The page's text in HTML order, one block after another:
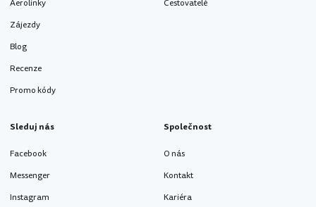
Aerolinky
Zájezdy
Blog
Recenze
Promo kódy
Cestovatelé
Sleduj nás
Facebook
Messenger
Instagram
Společnost
O nás
Kontakt
Kariéra